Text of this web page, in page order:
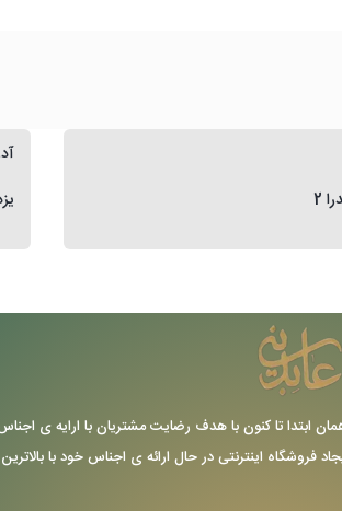
2
گردیده است و از همان ابتدا تا کنون با هدف رضایت مشتریان با
فروشگاه اینترنتی در حال ارائه ی اجناس خود با